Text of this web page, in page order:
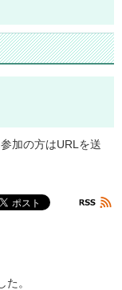
加の方はURLを送
た。